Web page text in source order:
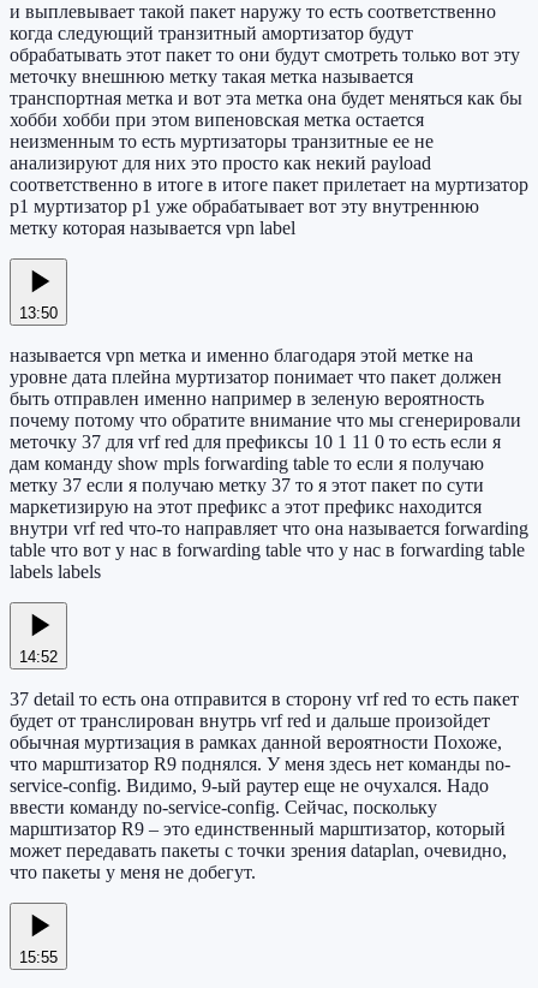
и выплевывает такой пакет наружу то есть соответственно
когда следующий транзитный амортизатор будут
обрабатывать этот пакет то они будут смотреть только вот эту
меточку внешнюю метку такая метка называется
транспортная метка и вот эта метка она будет меняться как бы
хобби хобби при этом випеновская метка остается
неизменным то есть муртизаторы транзитные ее не
анализируют для них это просто как некий payload
соответственно в итоге в итоге пакет прилетает на муртизатор
p1 муртизатор p1 уже обрабатывает вот эту внутреннюю
метку которая называется vpn label
13:50
называется vpn метка и именно благодаря этой метке на
уровне дата плейна муртизатор понимает что пакет должен
быть отправлен именно например в зеленую вероятность
почему потому что обратите внимание что мы сгенерировали
меточку 37 для vrf red для префиксы 10 1 11 0 то есть если я
дам команду show mpls forwarding table то если я получаю
метку 37 если я получаю метку 37 то я этот пакет по сути
маркетизирую на этот префикс а этот префикс находится
внутри vrf red что-то направляет что она называется forwarding
table что вот у нас в forwarding table что у нас в forwarding table
labels labels
14:52
37 detail то есть она отправится в сторону vrf red то есть пакет
будет от транслирован внутрь vrf red и дальше произойдет
обычная муртизация в рамках данной вероятности Похоже,
что марштизатор R9 поднялся. У меня здесь нет команды no-
service-config. Видимо, 9-ый раутер еще не очухался. Надо
ввести команду no-service-config. Сейчас, поскольку
марштизатор R9 – это единственный марштизатор, который
может передавать пакеты с точки зрения dataplan, очевидно,
что пакеты у меня не добегут.
15:55